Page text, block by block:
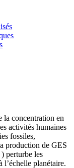
la concentration en
activités humaines
fossiles,
production de GES
perturbe les
l’échelle planétaire.